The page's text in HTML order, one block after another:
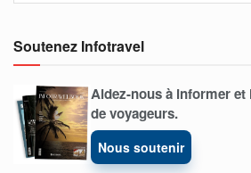
Soutenez Infotravel
Aidez-nous à informer
de voyageurs.
Nous soutenir